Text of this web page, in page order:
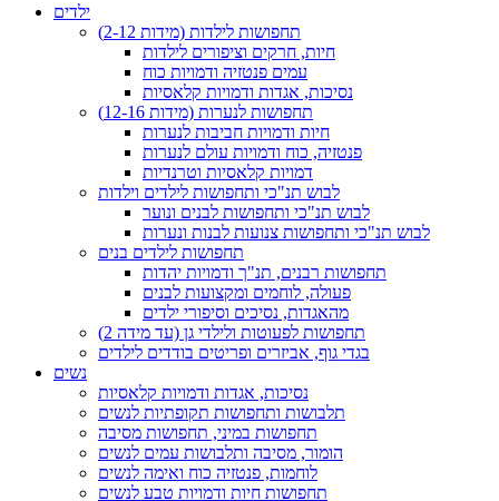
ילדים
תחפושות לילדות (מידות 2-12)
חיות, חרקים וציפורים לילדות
עמים פנטזיה ודמויות כוח
נסיכות, אגדות ודמויות קלאסיות
תחפושות לנערות (מידות 12-16)
חיות ודמויות חביבות לנערות
פנטזיה, כוח ודמויות עולם לנערות
דמויות קלאסיות וטרנדיות
לבוש תנ"כי ותחפושות לילדים וילדות
לבוש תנ"כי ותחפושות לבנים ונוער
לבוש תנ"כי ותחפושות צנועות לבנות ונערות
תחפושות לילדים בנים
תחפושות רבנים, תנ"ך ודמויות יהדות
פעולה, לוחמים ומקצועות לבנים
מהאגדות, נסיכים וסיפורי ילדים
תחפושות לפעוטות ולילדי גן (עד מידה 2)
בגדי גוף, אביזרים ופריטים בודדים לילדים
נשים
נסיכות, אגדות ודמויות קלאסיות
תלבושות ותחפושות תקופתיות לנשים
תחפושות במיני, תחפושות מסיבה
הומור, מסיבה ותלבושות עמים לנשים
לוחמות, פנטזיה כוח ואימה לנשים
תחפושות חיות ודמויות טבע לנשים